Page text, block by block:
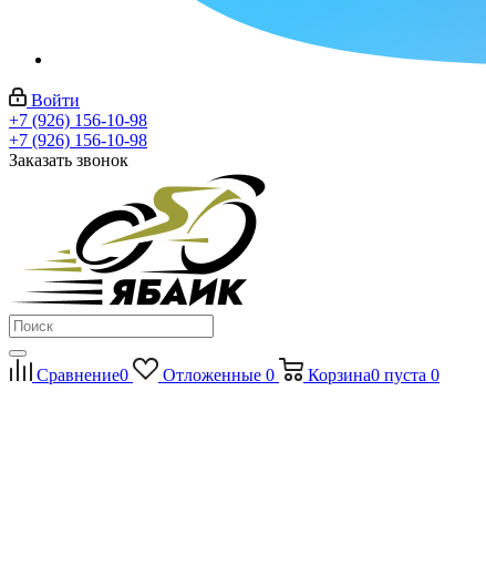
Войти
+7 (926) 156-10-98
+7 (926) 156-10-98
Заказать звонок
Сравнение0 Отложенные 0 Корзина0 пуста 0